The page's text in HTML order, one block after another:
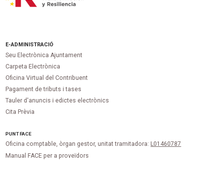
E-ADMINISTRACIÓ
Seu Electrònica Ajuntament
Carpeta Electrònica
Oficina Virtual del Contribuent
Pagament de tributs i tases
Tauler d'anuncis i edictes electrònics
Cita Prèvia
PUNTFACE
Oficina comptable, òrgan gestor, unitat tramitadora: L01460787
Manual FACE per a proveïdors